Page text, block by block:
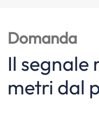
Domanda
Il segnale
metri dal